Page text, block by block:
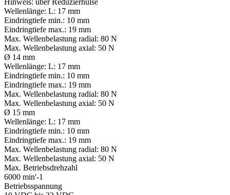
Hinweis: über Reduzierhülse
Wellenlänge: L: 17 mm
Eindringtiefe min.: 10 mm
Eindringtiefe max.: 19 mm
Max. Wellenbelastung radial: 80 N
Max. Wellenbelastung axial: 50 N
Ø 14 mm
Wellenlänge: L: 17 mm
Eindringtiefe min.: 10 mm
Eindringtiefe max.: 19 mm
Max. Wellenbelastung radial: 80 N
Max. Wellenbelastung axial: 50 N
Ø 15 mm
Wellenlänge: L: 17 mm
Eindringtiefe min.: 10 mm
Eindringtiefe max.: 19 mm
Max. Wellenbelastung radial: 80 N
Max. Wellenbelastung axial: 50 N
Max. Betriebsdrehzahl
6000 min'-1
Betriebsspannung